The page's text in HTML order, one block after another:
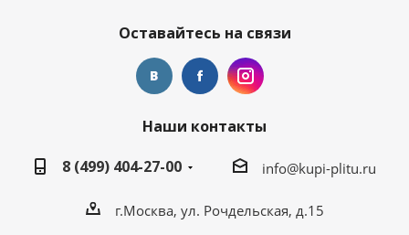
Оставайтесь на связи
Наши контакты
8 (499) 404-27-00
info@kupi-plitu.ru
г.Москва, ул. Рочдельская, д.15